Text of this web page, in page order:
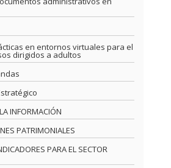
en entornos virtuales para el
dirigidos a adultos
INFORMACIÓN
PATRIMONIALES
PARA EL SECTOR